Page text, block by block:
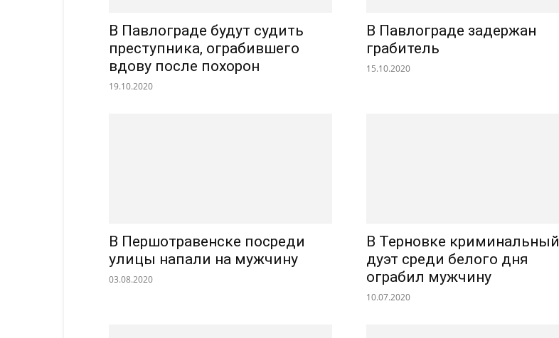
В Павлограде будут судить
преступника, ограбившего
вдову после похорон
19.10.2020
В Павлограде задержан
грабитель
15.10.2020
В Першотравенске посреди
улицы напали на мужчину
03.08.2020
В Терновке криминальный
дуэт среди белого дня
ограбил мужчину
10.07.2020